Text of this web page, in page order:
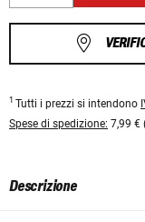
1 Tutti i prezzi si intendono
Spese di spedizione: 7,99 €
Descrizione